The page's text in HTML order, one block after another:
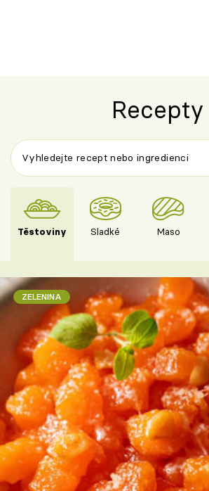
Recepty
Těstoviny Sladké Maso
ZELENINA